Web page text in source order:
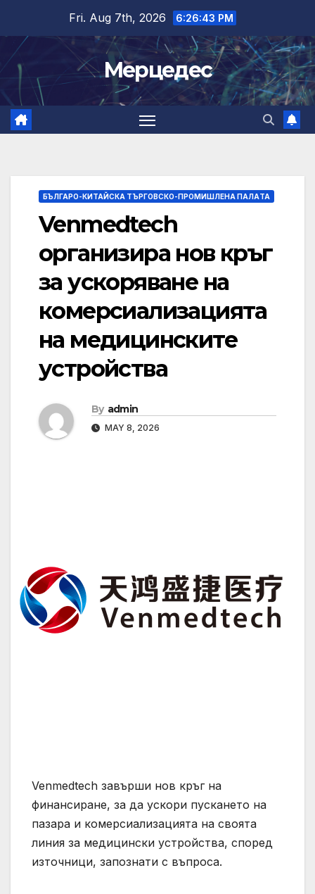
content
Fri. Aug 7th, 2026 6:26:43 PM
Мерцедес
БЪЛГАРО-КИТАЙСКА ТЪРГОВСКО-ПРОМИШЛЕНА ПАЛAТА
Venmedtech
организира нов кръг
за ускоряване на
комерсиализацията
на медицинските
устройства
By admin
MAY 8, 2026
Venmedtech завърши нов кръг на
финансиране, за да ускори пускането на
пазара и комерсиализацията на своята
линия за медицински устройства, според
източници, запознати с въпроса.